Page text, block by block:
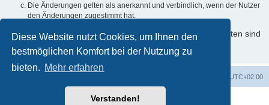
Diese Website nutzt Cookies, um Ihnen den
bestmöglichen Komfort bei der Nutzung zu
bieten. Mehr erfahren
Verstanden!
Die Änderungen gelten als anerkannt und verbindlich, wenn der Nutzer
den Änderungen zugestimmt hat.
Informationen über den Umgang mit Ihren persönlichen Daten sind
in der Datenschutzerklärung enthalten.
UTC+02:00
Powered byphpBB® Forum Software © phpBB Limited